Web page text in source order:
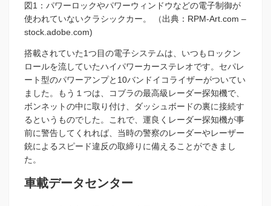
図1：パワーロックやパワーウィンドウなどの電子制御が
使われていないクラシックカー。 （出典：RPM-Art.com –
stock.adobe.com)
搭載されていた1つ目の電子システムは、いつもロックン
ロールを流していたハイパワーカーステレオです。セパレ
ート型のパワーアンプと10バンドイコライザーがついてい
ました。もう１つは、コブラの最高級レーダー探知機で、
ボンネットの中に取り付け、ダッシュボードの裏に接続す
るというものでした。これで、運良くレーダー探知機が事
前に警告してくれれば、当時の警察のレーダーやレーザー
銃によるスピード違反の取締りに備えることができまし
た。
車載データセンター